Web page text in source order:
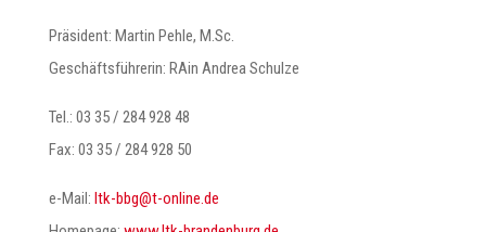
Präsident: Martin Pehle, M.Sc.
Geschäftsführerin: RAin Andrea Schulze
Tel.: 03 35 / 284 928 48
Fax: 03 35 / 284 928 50
e-Mail: ed.enilno-t
@gbb-ktl